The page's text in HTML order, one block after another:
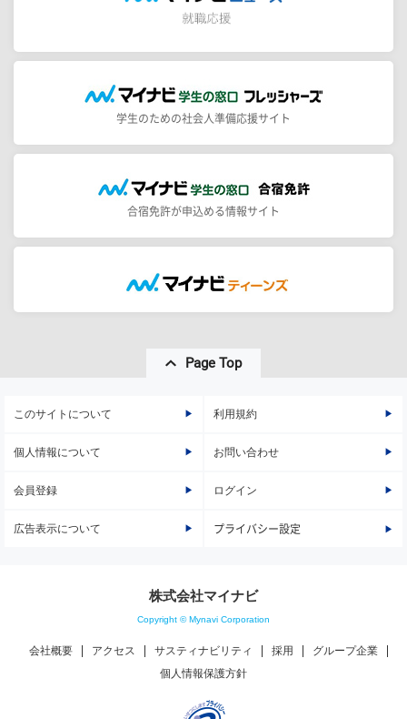
学生のための社会人準備応援サイト
合宿免許が申込める情報サイト
Page Top
このサイトについて 利用規約
個人情報について お問い合わせ
会員登録 ログイン
広告表示について プライバシー設定
株式会社マイナビ
Copyright © Mynavi Corporation
会社概要 アクセス サスティナビリティ 採用
グループ企業
個人情報保護方針